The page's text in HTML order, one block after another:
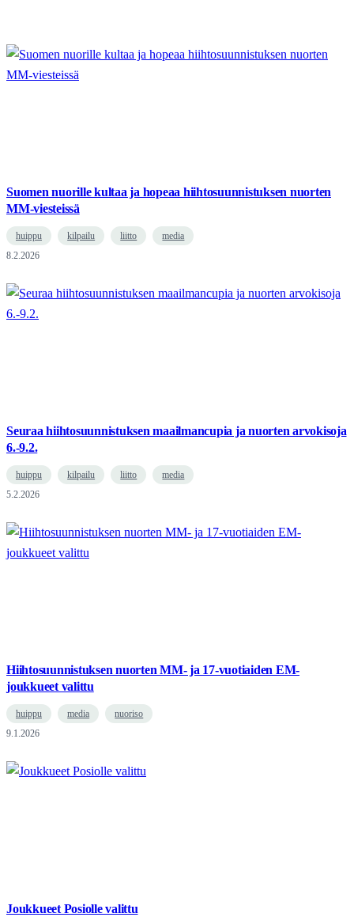
Suomen nuorille kultaa ja hopeaa hiihtosuunnistuksen nuorten
MM-viesteissä
huippu kilpailu liitto
media
8.2.2026
Seuraa hiihtosuunnistuksen maailmancupia ja nuorten arvokisoja
6.-9.2.
huippu kilpailu liitto
media
5.2.2026
Hiihtosuunnistuksen nuorten MM- ja 17-vuotiaiden EM-
joukkueet valittu
huippu media
nuoriso
9.1.2026
Joukkueet Posiolle valittu